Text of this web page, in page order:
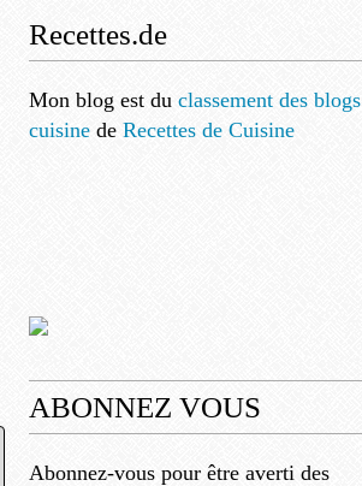
Recettes.de
Mon blog est du classement des blogs
cuisine de Recettes de Cuisine
ABONNEZ VOUS
Abonnez-vous pour être averti des